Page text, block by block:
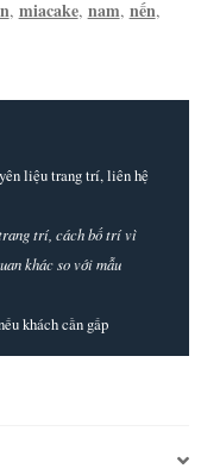
, miacake, nam, nến,
liệu trang trí, liên hệ
trí, cách bố trí vì
khác so với mẫu
khách cần gấp